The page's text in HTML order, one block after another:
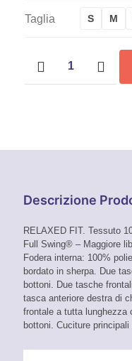
Taglia S M
Carhartt
Descrizione
RELAXED FIT. Tessuto
Full Swing® – Maggiore
Fodera interna: 100%
bordato in sherpa. Due
bottoni. Due tasche
tasca anteriore destra di
frontale a tutta lunghezza
bottoni. Cuciture